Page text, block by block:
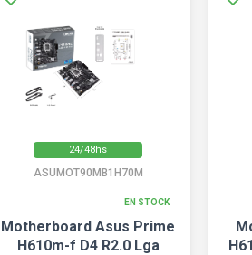
24/48hs
ASUMOT90MB1H70M
EN STOCK
Motherboard Asus Prime
H610m-f D4 R2.0 Lga